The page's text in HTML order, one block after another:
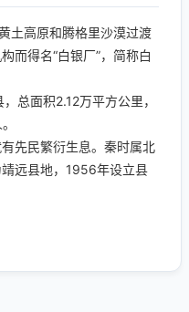
高原和腾格里沙漠过渡
而得名“白银厂”，简称白
总面积2.12万平方公里，
先民繁衍生息。秦时属北
远县地，1956年设立县